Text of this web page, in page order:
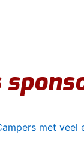
met veel